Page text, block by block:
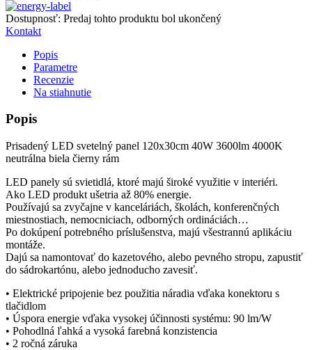
Dostupnosť: Predaj tohto produktu bol ukončený
Kontakt
Popis
Parametre
Recenzie
Na stiahnutie
Popis
Prisadený LED svetelný panel 120x30cm 40W 3600lm 4000K
neutrálna biela čierny rám
LED panely sú svietidlá, ktoré majú široké využitie v interiéri.
Ako LED produkt ušetria až 80% energie.
Používajú sa zvyčajne v kanceláriách, školách, konferenčných
miestnostiach, nemocniciach, odborných ordináciách…
Po dokúpení potrebného príslušenstva, majú všestrannú aplikáciu
montáže.
Dajú sa namontovať do kazetového, alebo pevného stropu, zapustiť
do sádrokartónu, alebo jednoducho zavesiť.
• Elektrické pripojenie bez použitia náradia vďaka konektoru s
tlačidlom
• Úspora energie vďaka vysokej účinnosti systému: 90 lm/W
• Pohodlná ľahká a vysoká farebná konzistencia
• 2 ročná záruka